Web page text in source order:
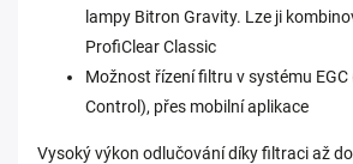
lampy Bitron Gravity. Lze ji
ProfiClear Classic
Možnost řízení filtru v systému EGC
Control), přes mobilní aplikace
Vysoký výkon odlučování díky filtraci až